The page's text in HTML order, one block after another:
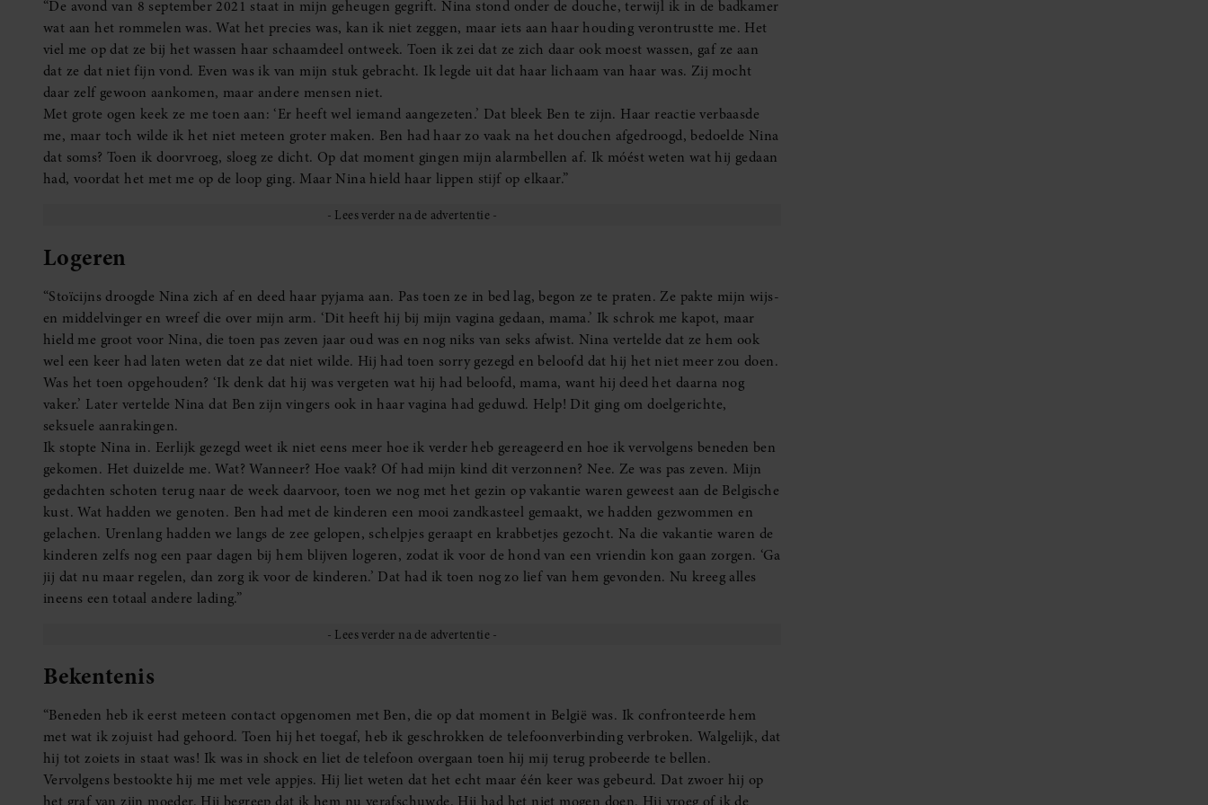
“De avond van 8 september 2021 staat in mijn geheugen gegrift. Nina stond onder de douche, terwijl ik in de badkamer
wat aan het rommelen was. Wat het precies was, kan ik niet zeggen, maar iets aan haar houding verontrustte me. Het
viel me op dat ze bij het wassen haar schaamdeel ontweek. Toen ik zei dat ze zich daar ook moest wassen, gaf ze aan
dat ze dat niet fijn vond. Even was ik van mijn stuk gebracht. Ik legde uit dat haar lichaam van haar was. Zij mocht
daar zelf gewoon aankomen, maar andere mensen niet.
Met grote ogen keek ze me toen aan: ‘Er heeft wel iemand aangezeten.’ Dat bleek Ben te zijn. Haar reactie verbaasde
me, maar toch wilde ik het niet meteen groter maken. Ben had haar zo vaak na het douchen afgedroogd, bedoelde Nina
dat soms? Toen ik doorvroeg, sloeg ze dicht. Op dat moment gingen mijn alarmbellen af. Ik móést weten wat hij gedaan
had, voordat het met me op de loop ging. Maar Nina hield haar lippen stijf op elkaar.”
Logeren
“Stoïcijns droogde Nina zich af en deed haar pyjama aan. Pas toen ze in bed lag, begon ze te praten. Ze pakte mijn wijs-
en middelvinger en wreef die over mijn arm. ‘Dit heeft hij bij mijn vagina gedaan, mama.’ Ik schrok me kapot, maar
hield me groot voor Nina, die toen pas zeven jaar oud was en nog niks van seks afwist. Nina vertelde dat ze hem ook
wel een keer had laten weten dat ze dat niet wilde. Hij had toen sorry gezegd en beloofd dat hij het niet meer zou doen.
Was het toen opgehouden? ‘Ik denk dat hij was vergeten wat hij had beloofd, mama, want hij deed het daarna nog
vaker.’ Later vertelde Nina dat Ben zijn vingers ook in haar vagina had geduwd. Help! Dit ging om doelgerichte,
seksuele aanrakingen.
Ik stopte Nina in. Eerlijk gezegd weet ik niet eens meer hoe ik verder heb gereageerd en hoe ik vervolgens beneden ben
gekomen. Het duizelde me. Wat? Wanneer? Hoe vaak? Of had mijn kind dit verzonnen? Nee. Ze was pas zeven. Mijn
gedachten schoten terug naar de week daarvoor, toen we nog met het gezin op vakantie waren geweest aan de Belgische
kust. Wat hadden we genoten. Ben had met de kinderen een mooi zandkasteel gemaakt, we hadden gezwommen en
gelachen. Urenlang hadden we langs de zee gelopen, schelpjes geraapt en krabbetjes gezocht. Na die vakantie waren de
kinderen zelfs nog een paar dagen bij hem blijven logeren, zodat ik voor de hond van een vriendin kon gaan zorgen. ‘Ga
jij dat nu maar regelen, dan zorg ik voor de kinderen.’ Dat had ik toen nog zo lief van hem gevonden. Nu kreeg alles
ineens een totaal andere lading.”
Bekentenis
“Beneden heb ik eerst meteen contact opgenomen met Ben, die op dat moment in België was. Ik confronteerde hem
met wat ik zojuist had gehoord. Toen hij het toegaf, heb ik geschrokken de telefoonverbinding verbroken. Walgelijk, dat
hij tot zoiets in staat was! Ik was in shock en liet de telefoon overgaan toen hij mij terug probeerde te bellen.
Vervolgens bestookte hij me met vele appjes. Hij liet weten dat het echt maar één keer was gebeurd. Dat zwoer hij op